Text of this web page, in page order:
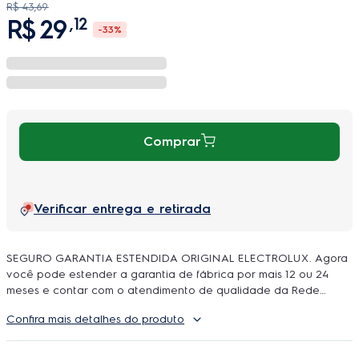
R$ 43,69
R$29,12 -33%
Comprar
Verificar entrega e retirada
SEGURO GARANTIA ESTENDIDA ORIGINAL ELECTROLUX. Agora
você pode estender a garantia de fábrica por mais 12 ou 24
meses e contar com o atendimento de qualidade da Rede
podem ser feitos quantos reparos forem necessarios, incluindo
peças e serviço, sem você se preoupar com orçamentos e
Confira mais detalhes do produto